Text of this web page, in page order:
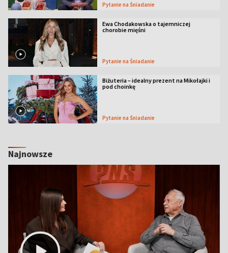
Pytanie na Śniadanie
Ewa Chodakowska o tajemniczej
chorobie mięśni
Pytanie na Śniadanie
Biżuteria – idealny prezent na Mikołajki i
pod choinkę
Pytanie na Śniadanie
Najnowsze